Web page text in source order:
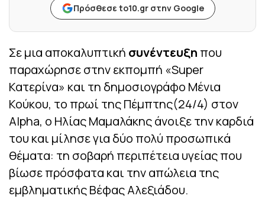
Πρόσθεσε to10.gr στην Google
Σε μια αποκαλυπτική συνέντευξη που
παραχώρησε στην εκπομπή «Super
Κατερίνα» και τη δημοσιογράφο Μένια
Κούκου, το πρωί της Πέμπτης(24/4) στον
Alpha, ο Ηλίας Μαμαλάκης άνοιξε την καρδιά
του και μίλησε για δύο πολύ προσωπικά
θέματα: τη σοβαρή περιπέτεια υγείας που
βίωσε πρόσφατα και την απώλεια της
εμβληματικής Βέφας Αλεξιάδου.